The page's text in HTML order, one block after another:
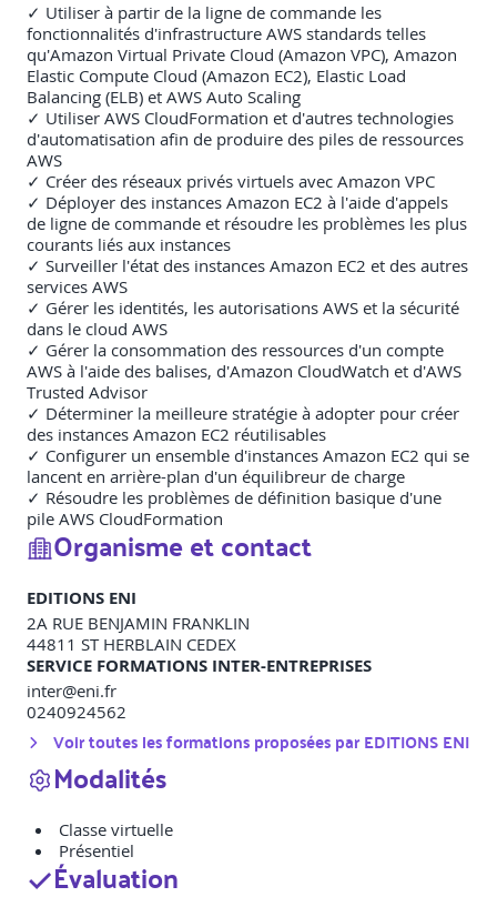
✓ Utiliser à partir de la ligne de commande les
fonctionnalités d'infrastructure AWS standards telles
qu'Amazon Virtual Private Cloud (Amazon VPC), Amazon
Elastic Compute Cloud (Amazon EC2), Elastic Load
Balancing (ELB) et AWS Auto Scaling
✓ Utiliser AWS CloudFormation et d'autres technologies
d'automatisation afin de produire des piles de ressources
AWS
✓ Créer des réseaux privés virtuels avec Amazon VPC
✓ Déployer des instances Amazon EC2 à l'aide d'appels
de ligne de commande et résoudre les problèmes les plus
courants liés aux instances
✓ Surveiller l'état des instances Amazon EC2 et des autres
services AWS
✓ Gérer les identités, les autorisations AWS et la sécurité
dans le cloud AWS
✓ Gérer la consommation des ressources d'un compte
AWS à l'aide des balises, d'Amazon CloudWatch et d'AWS
Trusted Advisor
✓ Déterminer la meilleure stratégie à adopter pour créer
des instances Amazon EC2 réutilisables
✓ Configurer un ensemble d'instances Amazon EC2 qui se
lancent en arrière-plan d'un équilibreur de charge
✓ Résoudre les problèmes de définition basique d'une
pile AWS CloudFormation
Organisme et contact
EDITIONS ENI
2A RUE BENJAMIN FRANKLIN
44811 ST HERBLAIN CEDEX
SERVICE FORMATIONS INTER-ENTREPRISES
inter@eni.fr
0240924562
Voir toutes les formations proposées parEDITIONS ENI
Modalités
Classe virtuelle
Présentiel
Évaluation